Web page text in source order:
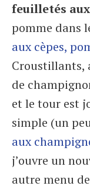
feuilletés
pomme dans
aux cèpes,
Croustillants,
de
et le tour est
simple (un
aux
j’ouvre un
autre menu